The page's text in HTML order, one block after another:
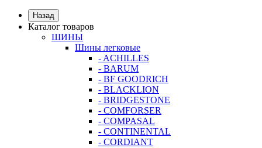
Назад
Каталог товаров
ШИНЫ
Шины легковые
- ACHILLES
- BARUM
- BF GOODRICH
- BLACKLION
- BRIDGESTONE
- COMFORSER
- COMPASAL
- CONTINENTAL
- CORDIANT